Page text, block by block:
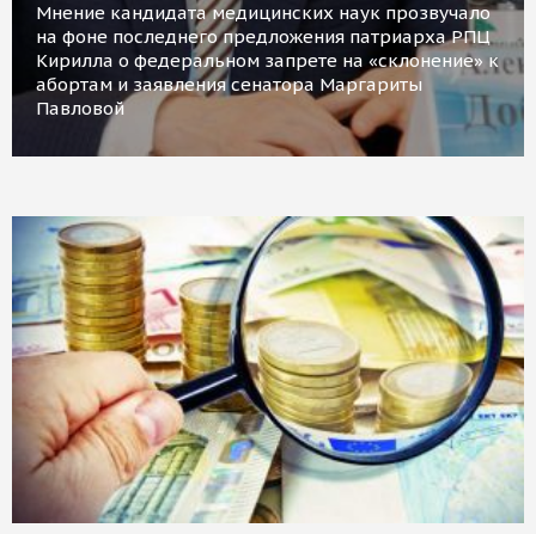
Мнение кандидата медицинских наук прозвучало
на фоне последнего предложения патриарха РПЦ
Кирилла о федеральном запрете на «склонение» к
абортам и заявления сенатора Маргариты
Павловой